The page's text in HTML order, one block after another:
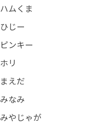
ハムくま
ひじー
ピンキー
ホリ
まえだ
みなみ
みやじゃが